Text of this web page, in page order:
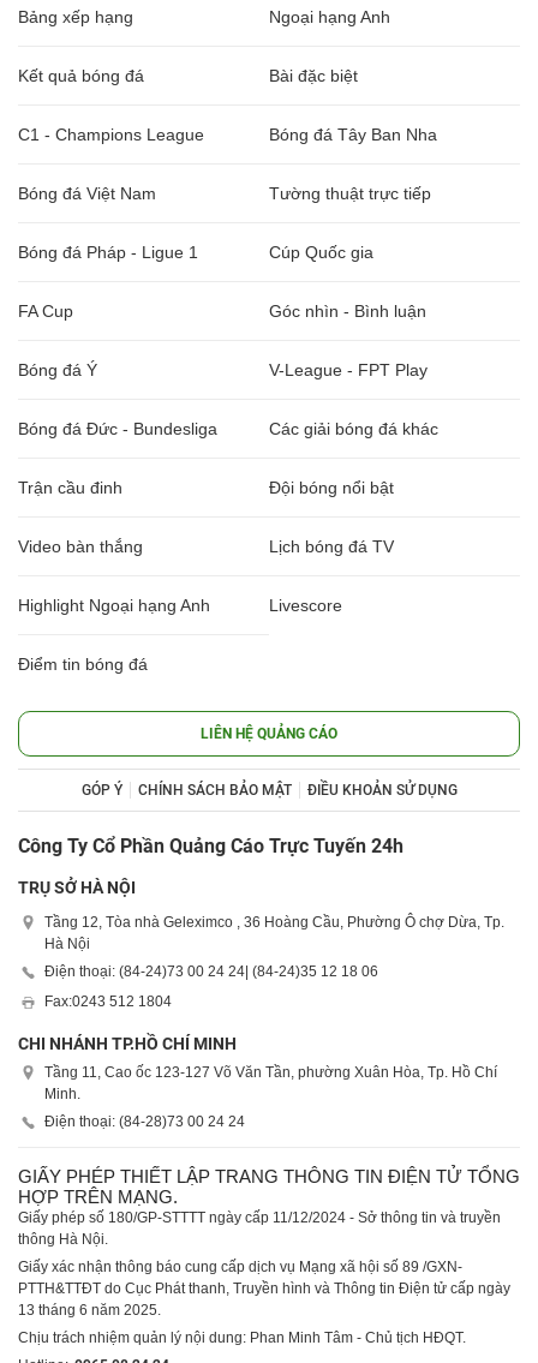
Bảng xếp hạng Ngoại hạng Anh
Kết quả bóng đá Bài đặc biệt
C1 - Champions League Bóng đá Tây Ban Nha
Bóng đá Việt Nam Tường thuật trực tiếp
Bóng đá Pháp - Ligue 1 Cúp Quốc gia
FA Cup Góc nhìn - Bình luận
Bóng đá Ý V-League - FPT Play
Bóng đá Đức - Bundesliga Các giải bóng đá khác
Trận cầu đinh Đội bóng nổi bật
Video bàn thắng Lịch bóng đá TV
Highlight Ngoại hạng Anh Livescore
Điểm tin bóng đá
LIÊN HỆ QUẢNG CÁO
GÓP Ý CHÍNH SÁCH BẢO MẬT ĐIỀU KHOẢN SỬ DỤNG
Công Ty Cổ Phần Quảng Cáo Trực Tuyến 24h
TRỤ SỞ HÀ NỘI
Tầng 12, Tòa nhà Geleximco , 36 Hoàng Cầu, Phường Ô chợ Dừa, Tp.
Hà Nội
Điện thoại: (84-24)73 00 24 24 | (84-24)35 12 18 06
Fax:0243 512 1804
CHI NHÁNH TP.HỒ CHÍ MINH
Tầng 11, Cao ốc 123-127 Võ Văn Tần, phường Xuân Hòa, Tp. Hồ Chí
Minh.
Điện thoại: (84-28)73 00 24 24
GIẤY PHÉP THIẾT LẬP TRANG THÔNG TIN ĐIỆN TỬ TỔNG
HỢP TRÊN MẠNG.
Giấy phép số 180/GP-STTTT ngày cấp 11/12/2024 - Sở thông tin và truyền
thông Hà Nội.
Giấy xác nhận thông báo cung cấp dịch vụ Mạng xã hội số 89 /GXN-
PTTH&TTĐT do Cục Phát thanh, Truyền hình và Thông tin Điện tử cấp ngày
13 tháng 6 năm 2025.
Chịu trách nhiệm quản lý nội dung: Phan Minh Tâm - Chủ tịch HĐQT.